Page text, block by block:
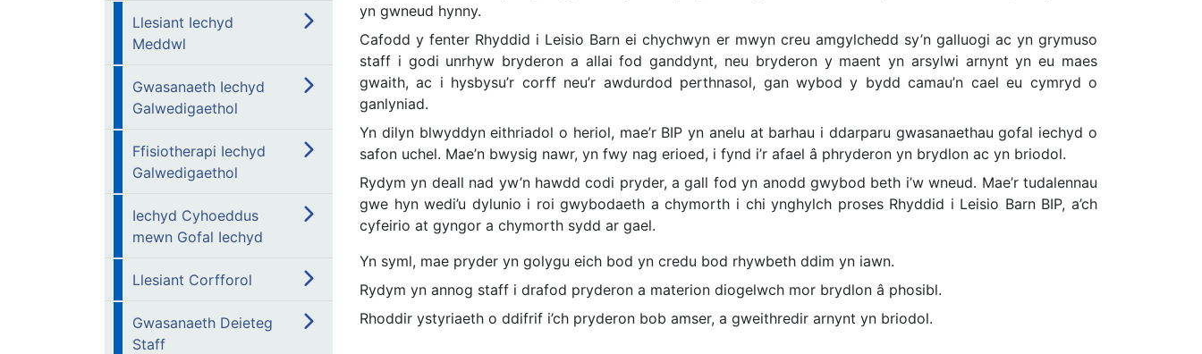
Llesiant Iechyd
Meddwl
Gwasanaeth Iechyd
Galwedigaethol
Ffisiotherapi Iechyd
Galwedigaethol
Iechyd Cyhoeddus
mewn Gofal Iechyd
Llesiant Corfforol
Gwasanaeth Deieteg
Staff
yn gwneud hynny.
Cafodd y fenter Rhyddid i Leisio Barn ei chychwyn er mwyn creu amgylchedd sy’n galluogi ac yn grymuso
staff i godi unrhyw bryderon a allai fod ganddynt, neu bryderon y maent yn arsylwi arnynt yn eu maes
gwaith, ac i hysbysu’r corff neu’r awdurdod perthnasol, gan wybod y bydd camau’n cael eu cymryd o
ganlyniad.
Yn dilyn blwyddyn eithriadol o heriol, mae’r BIP yn anelu at barhau i ddarparu gwasanaethau gofal iechyd o
safon uchel. Mae’n bwysig nawr, yn fwy nag erioed, i fynd i’r afael â phryderon yn brydlon ac yn briodol.
Rydym yn deall nad yw’n hawdd codi pryder, a gall fod yn anodd gwybod beth i’w wneud. Mae’r tudalennau
gwe hyn wedi’u dylunio i roi gwybodaeth a chymorth i chi ynghylch proses Rhyddid i Leisio Barn BIP, a’ch
cyfeirio at gyngor a chymorth sydd ar gael.
Yn syml, mae pryder yn golygu eich bod yn credu bod rhywbeth ddim yn iawn.
Rydym yn annog staff i drafod pryderon a materion diogelwch mor brydlon â phosibl.
Rhoddir ystyriaeth o ddifrif i’ch pryderon bob amser, a gweithredir arnynt yn briodol.